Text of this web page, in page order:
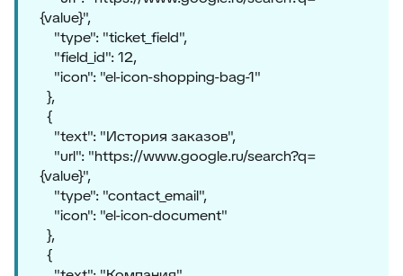
{value}",
"type": "ticket_field",
"field_id": 12,
"icon": "el-icon-shopping-bag-1"
},
{
"text": "История заказов",
"url": "https://www.google.ru/search?q=
{value}",
"type": "contact_email",
"icon": "el-icon-document"
},
{